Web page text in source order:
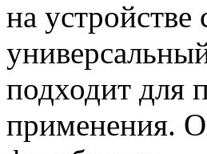
на
подходит для
применения.